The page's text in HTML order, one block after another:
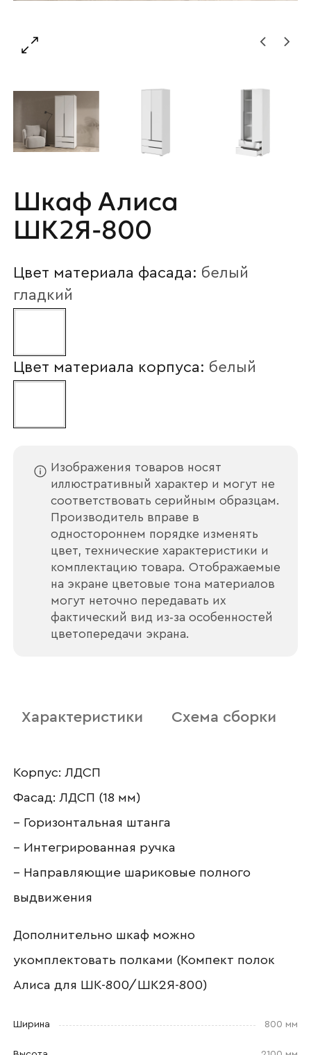
Шкаф Алиса
ШК2Я-800
Цвет материала фасада: белый
гладкий
Цвет материала корпуса: белый
Изображения товаров носят
иллюстративный характер и могут не
соответствовать серийным образцам.
Производитель вправе в
одностороннем порядке изменять
цвет, технические характеристики и
комплектацию товара. Отображаемые
на экране цветовые тона материалов
могут неточно передавать их
фактический вид из‑за особенностей
цветопередачи экрана.
Характеристики Схема сборки
Корпус: ЛДСП
Фасад: ЛДСП (18 мм)
– Горизонтальная штанга
– Интегрированная ручка
– Направляющие шариковые полного
выдвижения
Дополнительно шкаф можно
укомплектовать полками (Компект полок
Алиса для ШК-800/ШК2Я-800)
Ширина 800 мм
Номер телефона
Прикрепите логотип